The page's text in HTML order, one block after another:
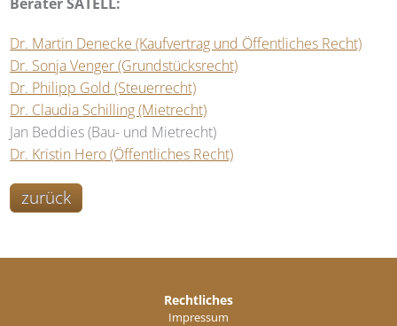
Dr. Martin Denecke (Kaufvertrag und Öffentliches Recht)
Dr. Sonja Venger (Grundstücksrecht)
Dr. Philipp Gold (Steuerrecht)
Dr. Claudia Schilling (Mietrecht)
Jan Beddies (Bau- und Mietrecht)
Dr. Kristin Hero (Öffentliches Recht)
zurück
Rechtliches
Impressum